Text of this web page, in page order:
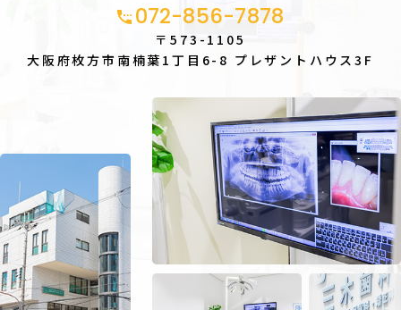
072-856-7878
〒573-1105
大阪府枚方市南楠葉1丁目6-8 プレザントハウス3F